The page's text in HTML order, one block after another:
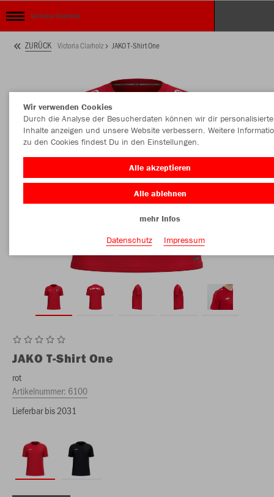
Victoria Clarholz
ZURÜCK Victoria Clarholz JAKO T-Shirt One
JAKO T-Shirt One
rot
Artikelnummer: 6100
Lieferbar bis 2031
Wir verwenden Cookies
Durch die Analyse der Besucherdaten können wir dir personalisierte
Inhalte anzeigen und unsere Website verbessern. Weitere
zu den Cookies findest Du in den Einstellungen.
Alle akzeptieren
Alle ablehnen
mehr Infos
Datenschutz
Impressum